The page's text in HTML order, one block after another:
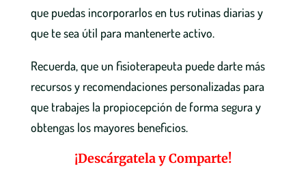
que puedas incorporarlos en tus rutinas diarias y
que te sea útil para mantenerte activo.
Recuerda, que un fisioterapeuta puede darte más
recursos y recomendaciones personalizadas para
que trabajes la propiocepción de forma segura y
obtengas los mayores beneficios.
¡Descárgatela y Comparte!